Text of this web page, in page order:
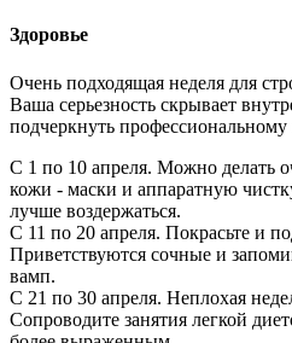
Здоровье
Очень подходящая неделя для
Ваша серьезность скрывает
подчеркнуть профессиональному
С 1 по 10 апреля. Можно делать
кожи - маски и аппаратную
лучше воздержаться.
С 11 по 20 апреля. Покрасьте и
Приветствуются сочные и
вамп.
С 21 по 30 апреля. Неплохая
Сопроводите занятия легкой